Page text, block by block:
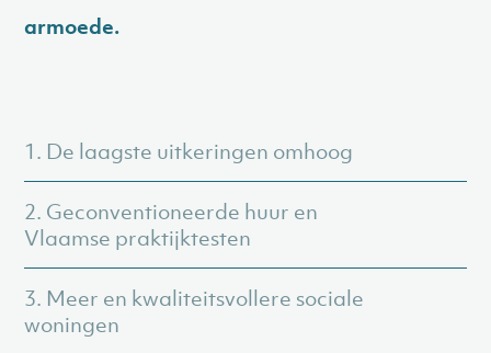
armoede.
1. De laagste uitkeringen omhoog
2. Geconventioneerde huur en
Vlaamse praktijktesten
3. Meer en kwaliteitsvollere sociale
woningen